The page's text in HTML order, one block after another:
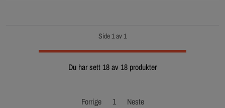
Side 1 av 1
Du har sett 18 av 18 produkter
Forrige 1 Neste